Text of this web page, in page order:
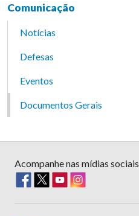
Comunicação
Notícias
Defesas
Eventos
Documentos Gerais
Acompanhe nas mídias sociais